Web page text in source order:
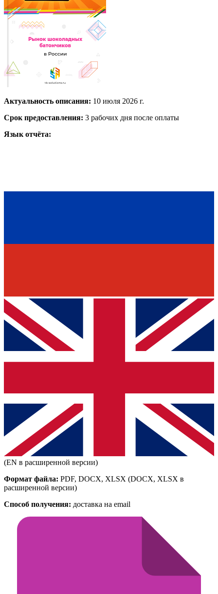
Актуальность описания: 10 июля 2026 г.
Срок предоставления: 3 рабочих дня после оплаты
Язык отчёта:
(EN в расширенной версии)
Формат файла: PDF, DOCX, XLSX (DOCX, XLSX в
расширенной версии)
Способ получения: доставка на email